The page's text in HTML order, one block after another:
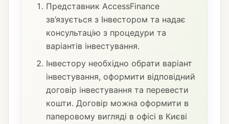
Представник AccessFinance
зв’язується з Інвестором та надає
консультацію з процедури та
варіантів інвестування.
Інвестору необхідно обрати варіант
інвестування, оформити відповідний
договір інвестування та перевести
кошти. Договір можна оформити в
паперовому вигляді в офісі в Києві